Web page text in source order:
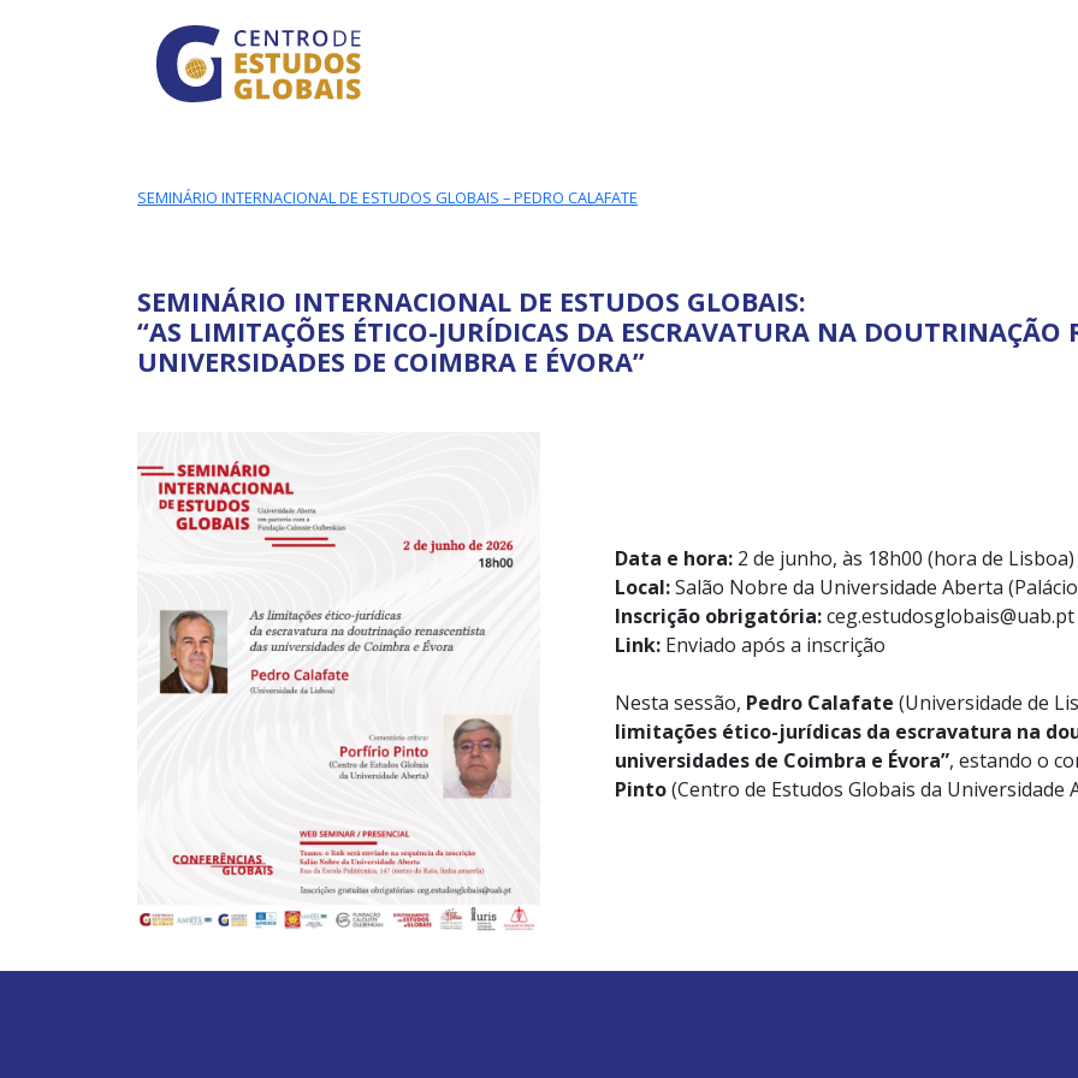
Skip to main contentCENTRO DE ESTUDOS GLOBAIS
SEMINÁRIO INTERNACIONAL DE ESTUDOS GLOBAIS – PEDRO CALAFATE
SEMINÁRIO INTERNACIONAL DE ESTUDOS GLOBAIS:
“AS LIMITAÇÕES ÉTICO-JURÍDICAS DA ESCRAVATURA NA DOUTRINAÇÃO
UNIVERSIDADES DE COIMBRA E ÉVORA”
Data e hora: 2 de junho, às 18h00 (hora de Lisboa)
Local:Salão Nobre da Universidade Aberta
Inscrição obrigatória:ceg.estudosglobais@uab.pt
Link: Enviado após a inscrição
Nesta sessão, Pedro Calafate (Universidade de
limitações ético-jurídicas da escravatura na
universidades de Coimbra e Évora”, estando o
Pinto(Centro de Estudos Globais da Universidade